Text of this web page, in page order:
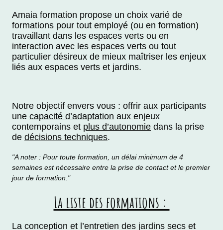
Amaia formation propose un choix varié de
formations pour tout employé (ou en formation)
travaillant dans les espaces verts ou en
interaction avec les espaces verts ou tout
particulier désireux de mieux maîtriser les enjeux
liés aux espaces verts et jardins.
Notre objectif envers vous : offrir aux participants
une capacité d’adaptation aux enjeux
contemporains et plus d’autonomie dans la prise
de décisions techniques.
"A noter : Pour toute formation, un délai minimum de 4
semaines est nécessaire entre la prise de contact et le premier
jour de formation."
La liste des formations :
La conception et l’entretien des jardins secs et